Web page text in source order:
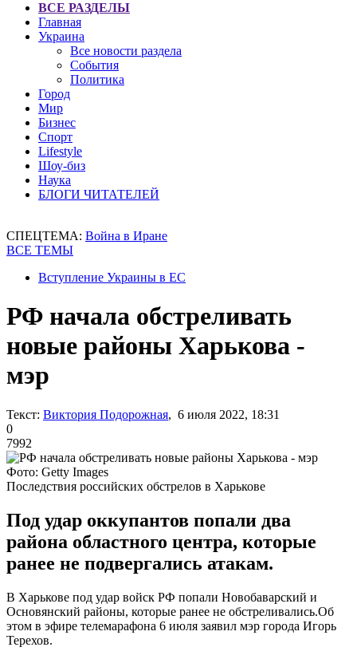
ВСЕ РАЗДЕЛЫ
Главная
Украина
Все новости раздела
События
Политика
Город
Мир
Бизнес
Спорт
Lifestyle
Шоу-биз
Наука
БЛОГИ ЧИТАТЕЛЕЙ
СПЕЦТЕМА: Война в Иране
ВСЕ ТЕМЫ
Вступление Украины в ЕС
РФ начала обстреливать
новые районы Харькова -
мэр
Текст: Виктория Подорожная, 6 июля 2022, 18:31
0
7992
Фото: Getty Images
Последствия российских обстрелов в Харькове
Под удар оккупантов попали два
района областного центра, которые
ранее не подвергались атакам.
В Харькове под удар войск РФ попали Новобаварский и
Основянский районы, которые ранее не обстреливались.Об
этом в эфире телемарафона 6 июля заявил мэр города Игорь
Терехов.